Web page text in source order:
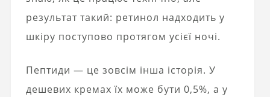
результат такий: ретинол надходить у
шкіру поступово протягом усієї ночі.
Пептиди — це зовсім інша історія. У
дешевих кремах їх може бути 0,5%, а у